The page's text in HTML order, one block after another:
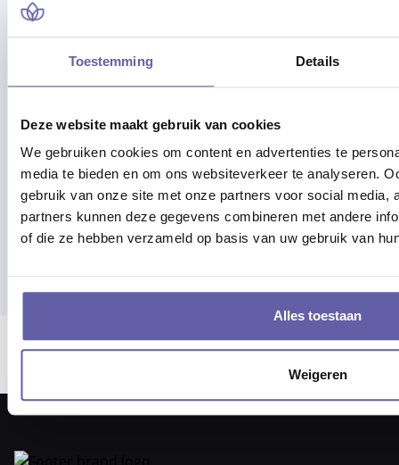
Toestemming Details
Deze website maakt gebruik van cookies
We gebruiken cookies om content en advertenties te
media te bieden en om ons websiteverkeer te analyseren.
gebruik van onze site met onze partners voor social media,
partners kunnen deze gegevens combineren met andere
of die ze hebben verzameld op basis van uw gebruik van
Alles toestaan
Weigeren
Advies of hulp nodig?
Alle werkdagen op kantooruren
bereikbaar!
Of bel 088 - 170 1500
Er ging iets mis bij het laden van locaties.